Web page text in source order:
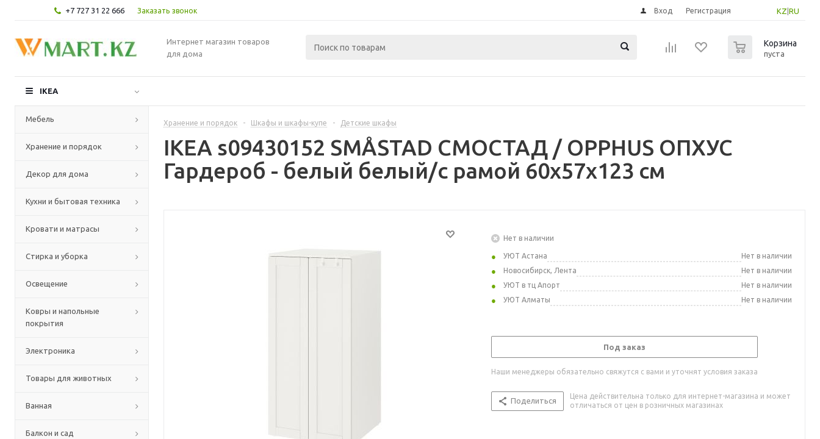
+7 727 31 22 666 Заказать звонок KZ RU
Вход Регистрация
Интернет магазин товаров
для дома
Корзина
пуста
IKEA
Мебель
Хранение и порядок
Декор для дома
Кухни и бытовая техника
Кровати и матрасы
Стирка и уборка
Освещение
Ковры и напольные
покрытия
Электроника
Товары для животных
Ванная
Балкон и сад
Хранение и порядок - Шкафы и шкафы-купе - Детские шкафы
IKEA s09430152 SMÅSTAD СМОСТАД / OPPHUS ОПХУС
Гардероб - белый белый/с рамой 60x57x123 см
Нет в наличии
УЮТ Астана
Нет в наличии
Новосибирск, Лента
Нет в наличии
УЮТ в тц Апорт
Нет в наличии
УЮТ Алматы
Нет в наличии
Под заказ
Наши менеджеры обязательно свяжутся с вами и уточнят условия заказа
Поделиться
Цена действительна только для интернет-магазина и может
отличаться от цен в розничных магазинах